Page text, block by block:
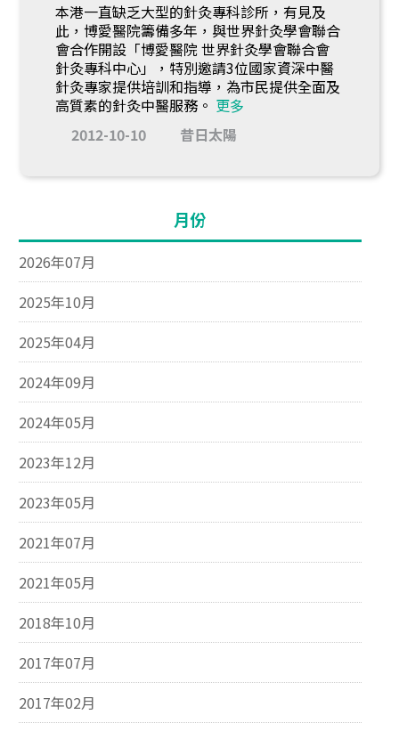
本港一直缺乏大型的針灸專科診所，有見及
此，博愛醫院籌備多年，與世界針灸學會聯合
會合作開設「博愛醫院 世界針灸學會聯合會
針灸專科中心」，特別邀請3位國家資深中醫
針灸專家提供培訓和指導，為市民提供全面及
高質素的針灸中醫服務。 更多
2012-10-10
昔日太陽
月份
2026年07月
2025年10月
2025年04月
2024年09月
2024年05月
2023年12月
2023年05月
2021年07月
2021年05月
2018年10月
2017年07月
2017年02月